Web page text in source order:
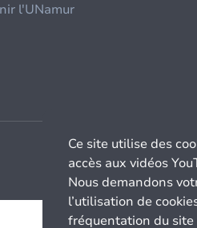
l'UNamur
Ce site utilise des
accès aux vidéos
Nous demandons
l’utilisation de
fréquentation du